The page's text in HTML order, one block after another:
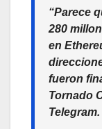
“Parece
280
en
fueron
Tornado
Telegram.